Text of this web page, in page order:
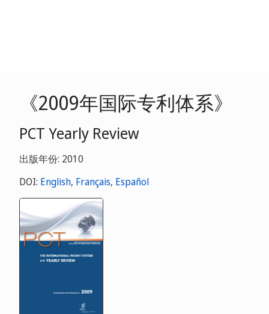
《2009年国际专利体系》
PCT Yearly Review
出版年份: 2010
DOI: English, Français, Español